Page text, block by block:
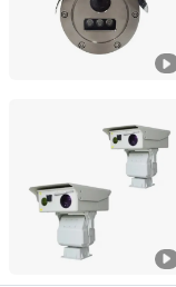
Fuzhou Xuzhuo
Fujian, China